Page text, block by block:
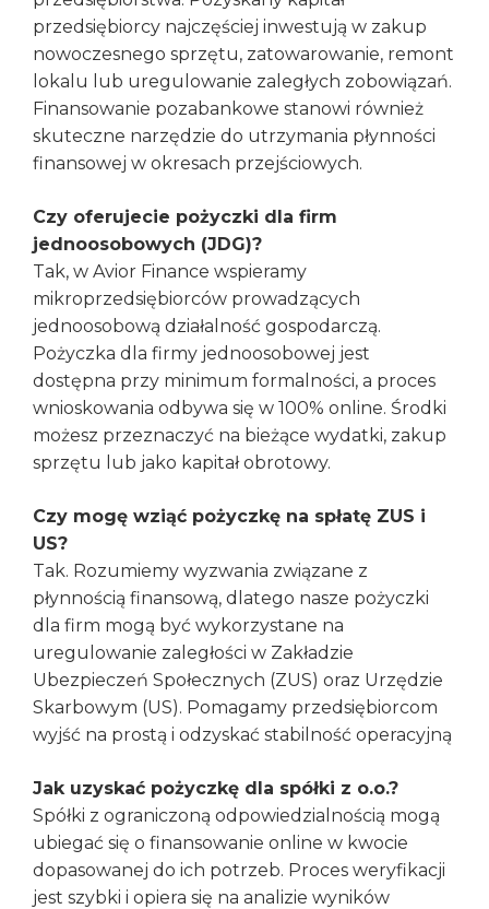
przedsiębiorcy najczęściej inwestują w zakup
nowoczesnego sprzętu, zatowarowanie, remont
lokalu lub uregulowanie zaległych zobowiązań.
Finansowanie pozabankowe stanowi również
skuteczne narzędzie do utrzymania płynności
finansowej w okresach przejściowych.
Czy oferujecie pożyczki dla firm
jednoosobowych (JDG)?
Tak, w Avior Finance wspieramy
mikroprzedsiębiorców prowadzących
jednoosobową działalność gospodarczą.
Pożyczka dla firmy jednoosobowej jest
dostępna przy minimum formalności, a proces
wnioskowania odbywa się w 100% online. Środki
możesz przeznaczyć na bieżące wydatki, zakup
sprzętu lub jako kapitał obrotowy.
Czy mogę wziąć pożyczkę na spłatę ZUS i
US?
Tak. Rozumiemy wyzwania związane z
płynnością finansową, dlatego nasze pożyczki
dla firm mogą być wykorzystane na
uregulowanie zaległości w Zakładzie
Ubezpieczeń Społecznych (ZUS) oraz Urzędzie
Skarbowym (US). Pomagamy przedsiębiorcom
wyjść na prostą i odzyskać stabilność operacyjną
Jak uzyskać pożyczkę dla spółki z o.o.?
Spółki z ograniczoną odpowiedzialnością mogą
ubiegać się o finansowanie online w kwocie
dopasowanej do ich potrzeb. Proces weryfikacji
jest szybki i opiera się na analizie wyników